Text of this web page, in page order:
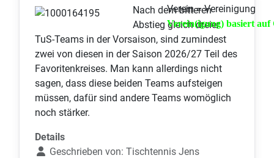
Verein = Vereinigung
Verein(igung) basiert auf
Nach dem bitteren
Abstieg gleich dreier
TuS-Teams in der Vorsaison, sind zumindest
zwei von diesen in der Saison 2026/27 Teil des
Favoritenkreises. Man kann allerdings nicht
sagen, dass diese beiden Teams aufsteigen
müssen, dafür sind andere Teams womöglich
noch stärker.
Details
Geschrieben von: Tischtennis Jens